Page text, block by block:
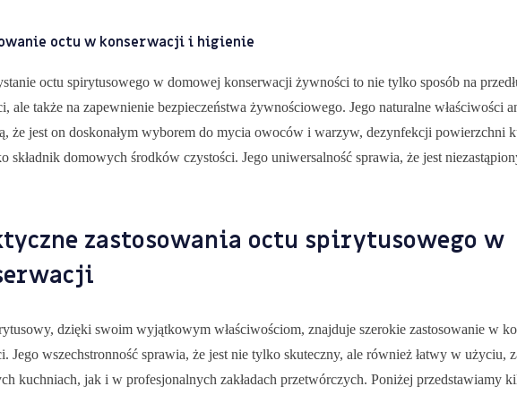
octu w konserwacji i higienie
octu spirytusowego w domowej konserwacji żywności to nie tylko sposób na
ale także na zapewnienie bezpieczeństwa żywnościowego. Jego naturalne właściwości
że jest on doskonałym wyborem do mycia owoców i warzyw, dezynfekcji powierzchni
składnik domowych środków czystości. Jego uniwersalność sprawia, że jest
zastosowania octu spirytusowego w
dzięki swoim wyjątkowym właściwościom, znajduje szerokie zastosowanie w
Jego wszechstronność sprawia, że jest nie tylko skuteczny, ale również łatwy w użyciu,
kuchniach, jak i w profesjonalnych zakładach przetwórczych. Poniżej przedstawiamy